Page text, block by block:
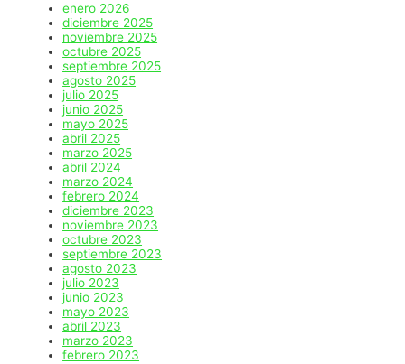
enero 2026
diciembre 2025
noviembre 2025
octubre 2025
septiembre 2025
agosto 2025
julio 2025
junio 2025
mayo 2025
abril 2025
marzo 2025
abril 2024
marzo 2024
febrero 2024
diciembre 2023
noviembre 2023
octubre 2023
septiembre 2023
agosto 2023
julio 2023
junio 2023
mayo 2023
abril 2023
marzo 2023
febrero 2023